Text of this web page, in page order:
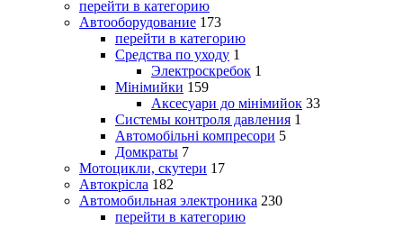
перейти в категорию
Автооборудование 173
перейти в категорию
Средства по уходу 1
Электроскребок 1
Мінімийки 159
Аксесуари до мінімийок 33
Системы контроля давления 1
Автомобільні компресори 5
Домкраты 7
Мотоцикли, скутери 17
Автокрісла 182
Автомобильная электроника 230
перейти в категорию